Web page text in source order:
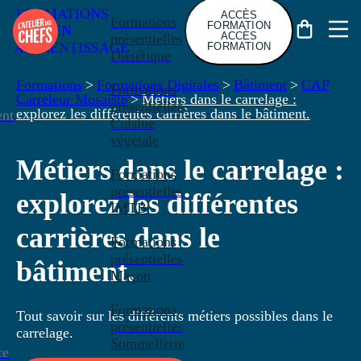
FORMATIONS
EN
APPRENTISSAGE
Formations
présentielles
Diététique
Formations
présentielles
Cuisine
végétale
Formations
présentielles
IMTB
Formations
présentielles
Maçon
Formations
présentielles
Sommellerie
ACCÈS
FORMATION
ACCÈS
FORMATION
Formations > Formations Digitales > Bâtiment > CAP
Carreleur Mosaïste > Métiers dans le carrelage :
explorez les différentes carrières dans le bâtiment.
Métiers dans le carrelage :
explorez les différentes
carrières dans le
bâtiment.
Tout savoir sur les différents métiers possibles dans le
carrelage.